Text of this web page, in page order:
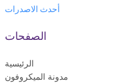
أحدث الاصدرات
الصفحات
الرئيسية
مدونة الميكروفون